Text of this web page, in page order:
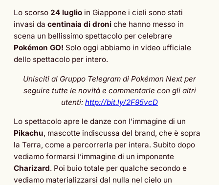
Lo scorso 24 luglio in Giappone i cieli sono stati
invasi da centinaia di droni che hanno messo in
scena un bellissimo spettacolo per celebrare
Pokémon GO! Solo oggi abbiamo in video ufficiale
dello spettacolo per intero.
Unisciti al Gruppo Telegram di Pokémon Next per
seguire tutte le novità e commentarle con gli altri
utenti: http://bit.ly/2F95vcD
Lo spettacolo apre le danze con l’immagine di un
Pikachu, mascotte indiscussa del brand, che è sopra
la Terra, come a percorrerla per intera. Subito dopo
vediamo formarsi l’immagine di un imponente
Charizard. Poi buio totale per qualche secondo e
vediamo materializzarsi dal nulla nel cielo un